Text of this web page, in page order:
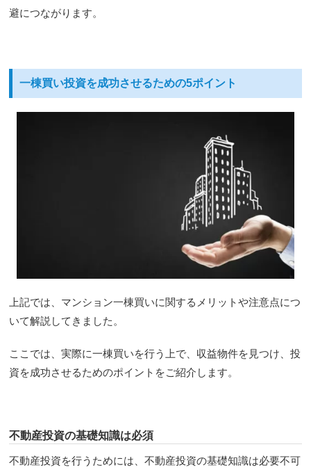
避につながります。
一棟買い投資を成功させるための5ポイント
上記では、マンション一棟買いに関するメリットや注意点につ
いて解説してきました。
ここでは、実際に一棟買いを行う上で、収益物件を見つけ、投
資を成功させるためのポイントをご紹介します。
不動産投資の基礎知識は必須
不動産投資を行うためには、不動産投資の基礎知識は必要不可